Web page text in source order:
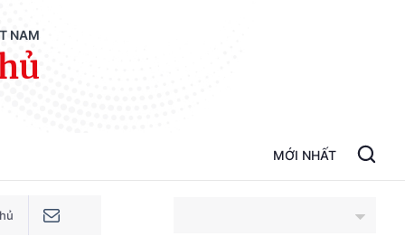
NAM
MỚI NHẤT